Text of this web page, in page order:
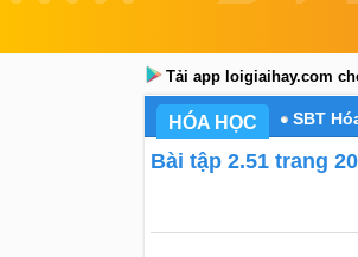
Tải app loigiaihay.com
HÓA HỌC SBT
Bài tập 2.51 trang